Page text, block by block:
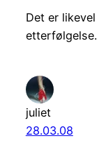
Det er
etterfølgelse.
juliet
28.03.08